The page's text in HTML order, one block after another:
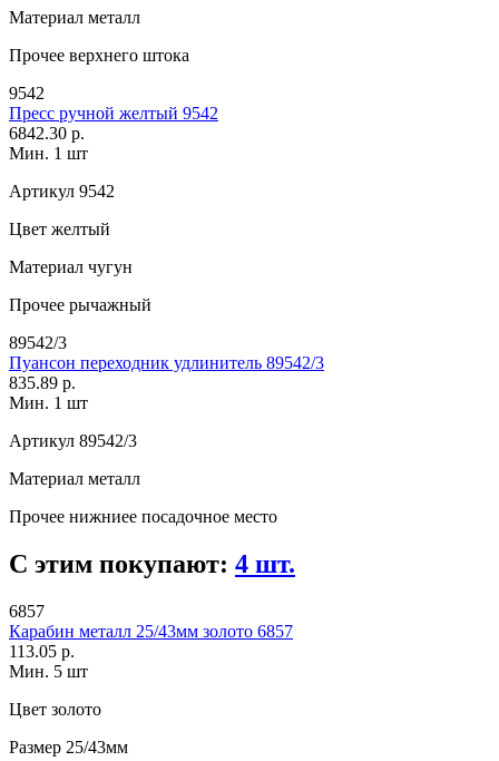
Материал металл
Прочее верхнего штока
9542
Пресс ручной желтый 9542
6842.30 р.
Мин. 1 шт
Артикул 9542
Цвет желтый
Материал чугун
Прочее рычажный
89542/3
Пуансон переходник удлинитель 89542/3
835.89 р.
Мин. 1 шт
Артикул 89542/3
Материал металл
Прочее нижниее посадочное место
С этим покупают: 4 шт.
6857
Карабин металл 25/43мм золото 6857
113.05 р.
Мин. 5 шт
Цвет золото
Размер 25/43мм